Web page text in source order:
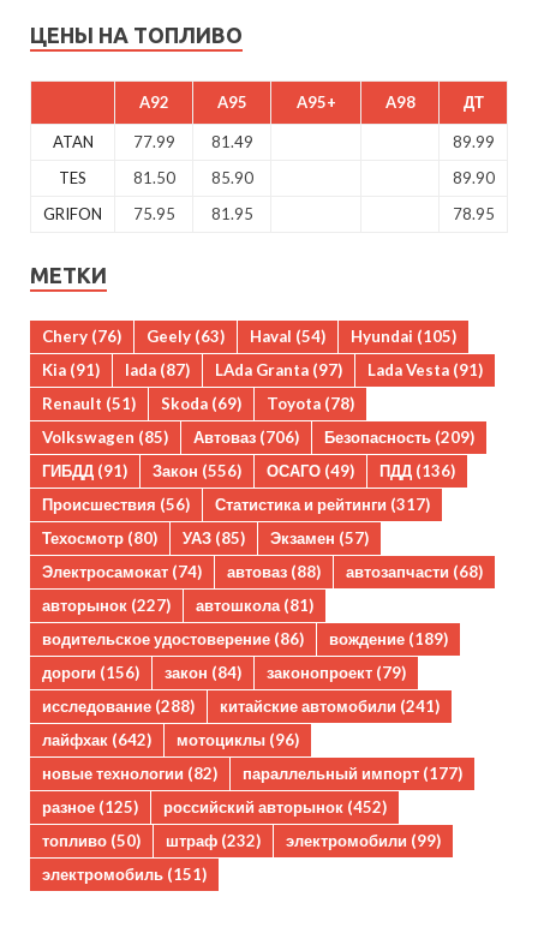
ЦЕНЫ НА ТОПЛИВО
A92 A95 A95+ A98 ДТ
ATAN 77.99 81.49
89.99
TES
81.50 85.90
89.90
GRIFON
75.95 81.95 78.95
МЕТКИ
Chery (76) Geely (63) Haval (54) Hyundai (105)
Kia (91) lada (87) LAda Granta (97) Lada Vesta (91)
Renault (51) Skoda (69) Toyota (78)
Volkswagen (85) Автоваз (706) Безопасность (209)
ГИБДД (91) Закон (556) ОСАГО (49) ПДД (136)
Происшествия (56) Статистика и рейтинги (317)
Техосмотр (80) УАЗ (85) Экзамен (57)
Электросамокат (74) автоваз (88) автозапчасти (68)
авторынок (227) автошкола(81)
водительское удостоверение (86) вождение (189)
дороги (156) закон (84) законопроект (79)
исследование (288) китайские автомобили (241)
лайфхак (642) мотоциклы (96)
новые технологии (82) параллельный импорт (177)
разное (125) российский авторынок (452)
топливо (50) штраф (232) электромобили (99)
электромобиль (151)